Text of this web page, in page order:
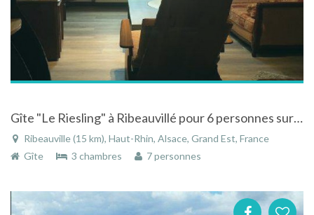
Gîte "Le Riesling" à Ribeauvillé pour 6 personnes sur la route des vins d'Alsace
Ribeauville (15 km), Haut-Rhin, Alsace, Grand Est, France
Gîte
3 chambres 7 personnes